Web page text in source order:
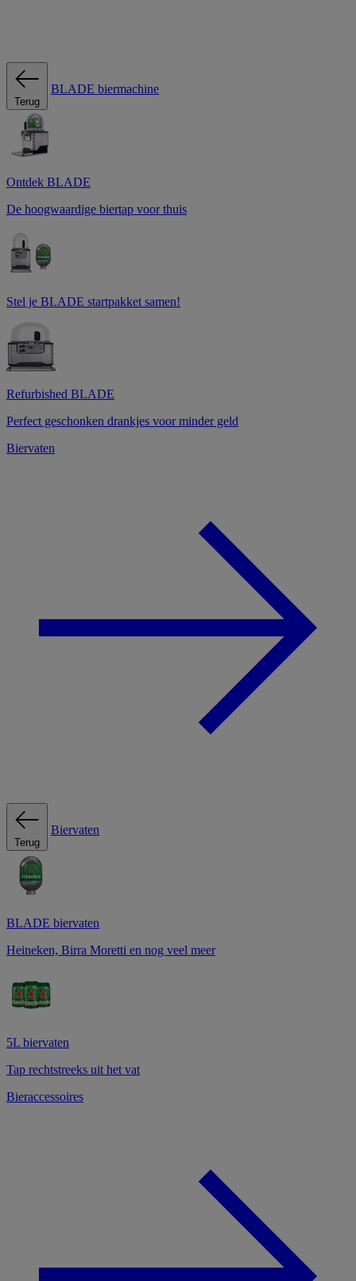
Terug
BLADE biermachine
Ontdek BLADE
De hoogwaardige biertap voor thuis
Stel je BLADE startpakket samen!
Refurbished BLADE
Perfect geschonken drankjes voor minder geld
Biervaten
Terug
Biervaten
BLADE biervaten
Heineken, Birra Moretti en nog veel meer
5L biervaten
Tap rechtstreeks uit het vat
Bieraccessoires